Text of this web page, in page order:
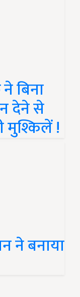
बिना
देने से
मुश्किलें !
ने बनाया